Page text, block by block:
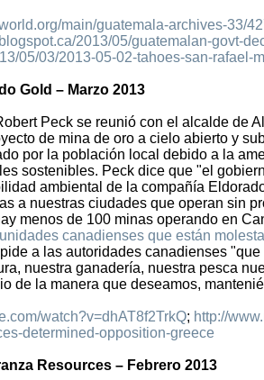
main/guatemala-archives-33/
2013/05/guatemalan-govt-
05/03/2013-05-02-tahoes-san-rafael-
Gold – Marzo 2013
Peck se reunió con el alcalde de
de mina de oro a cielo abierto y
por la población local debido a la
sostenibles. Peck dice que "el
ambiental de la compañía
a nuestras ciudades que operan sin
menos de 100 minas operando en
canadienses que están
a las autoridades canadienses
nuestra ganadería, nuestra pesca
de la manera que deseamos,
watch?v=dhAT8f2TrkQ; http://
determined-opposition-greece
Resources – Febrero 2013